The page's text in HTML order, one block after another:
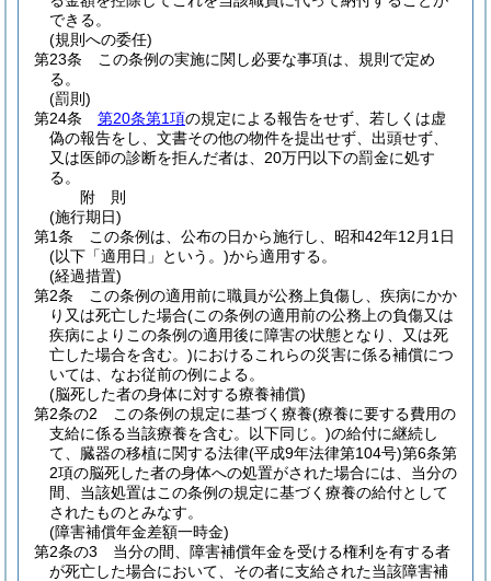
できる。
(規則への委任)
第23条
この条例の実施に関し必要な事項は、規則で定め
る。
(罰則)
第24条
第20条第1項の規定による報告をせず、若しくは虚
偽の報告をし、文書その他の物件を提出せず、出頭せず、
又は医師の診断を拒んだ者は、20万円以下の罰金に処す
る。
附 則
(施行期日)
第1条
この条例は、公布の日から施行し、昭和42年12月1日
(以下「適用日」という。)から適用する。
(経過措置)
第2条
この条例の適用前に職員が公務上負傷し、疾病にかか
り又は死亡した場合(この条例の適用前の公務上の負傷又は
疾病によりこの条例の適用後に障害の状態となり、又は死
亡した場合を含む。)におけるこれらの災害に係る補償につ
いては、なお従前の例による。
(脳死した者の身体に対する療養補償)
第2条の2
この条例の規定に基づく療養(療養に要する費用の
支給に係る当該療養を含む。以下同じ。)の給付に継続し
て、臓器の移植に関する法律(平成9年法律第104号)第6条第
2項の脳死した者の身体への処置がされた場合には、当分の
間、当該処置はこの条例の規定に基づく療養の給付として
されたものとみなす。
(障害補償年金差額一時金)
第2条の3
当分の間、障害補償年金を受ける権利を有する者
が死亡した場合において、その者に支給された当該障害補